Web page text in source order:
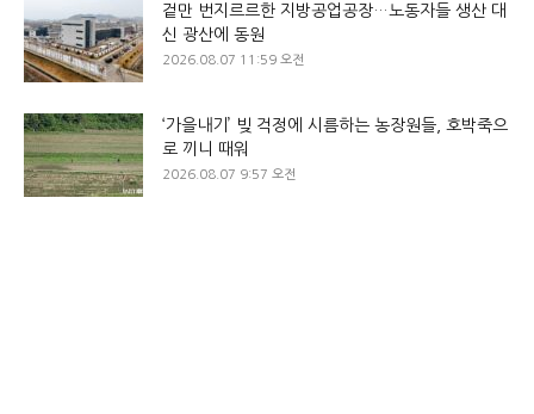
겉만 번지르르한 지방공업공장…노동자들 생산 대
신 광산에 동원
2026.08.07 11:59 오전
‘가을내기’ 빚 걱정에 시름하는 농장원들, 호박죽으
로 끼니 때워
2026.08.07 9:57 오전